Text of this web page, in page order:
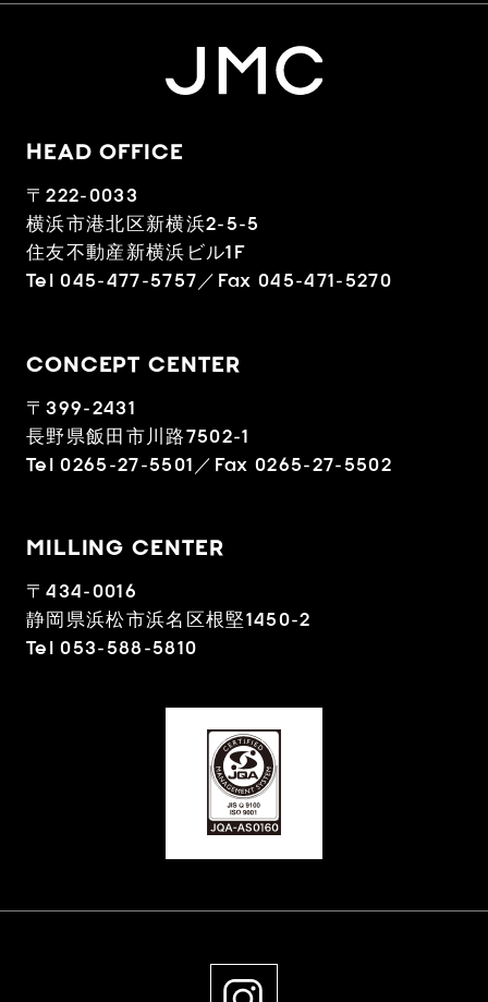
HEAD OFFICE
〒222-0033
横浜市港北区新横浜2-5-5
住友不動産新横浜ビル1F
Tel 045-477-5757／Fax 045-471-5270
CONCEPT CENTER
〒399-2431
長野県飯田市川路7502-1
Tel 0265-27-5501／Fax 0265-27-5502
MILLING CENTER
〒434-0016
静岡県浜松市浜名区根堅1450-2
Tel 053-588-5810